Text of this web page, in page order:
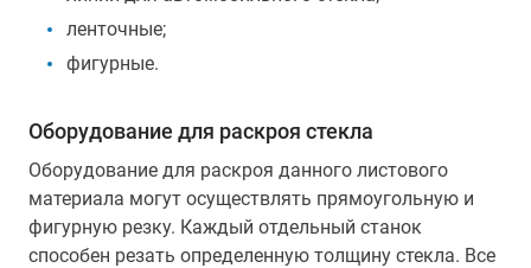
ленточные;
фигурные.
Оборудование для раскроя стекла
Оборудование для раскроя данного листового
материала могут осуществлять прямоугольную и
фигурную резку. Каждый отдельный станок
способен резать определенную толщину стекла. Все